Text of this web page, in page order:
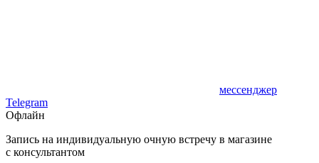
мессенджер
Telegram
Офлайн
Запись на индивидуальную очную встречу в магазине
с консультантом